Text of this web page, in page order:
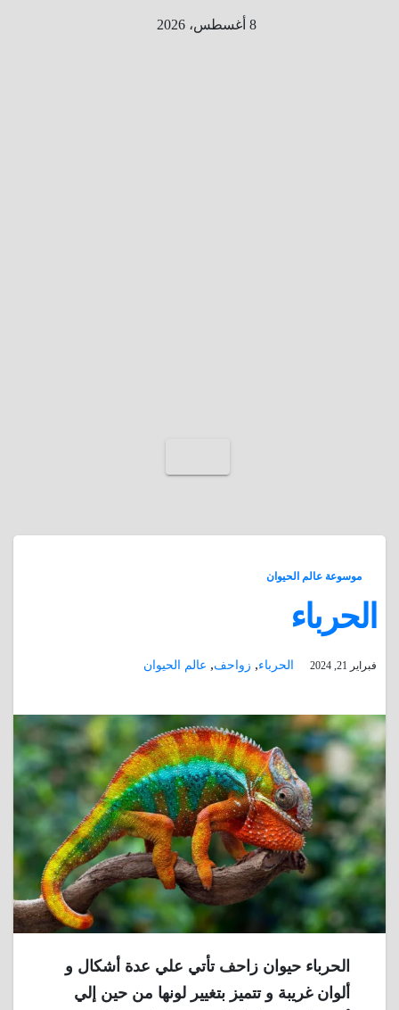
8 أغسطس، 2026
موسوعة عالم الحيوان
الحرباء
فبراير 21, 2024 الحرباء, زواحف, عالم الحيوان
الحرباء حيوان زاحف تأتي علي عدة أشكال و
ألوان غريبة و تتميز بتغيير لونها من حين إلي